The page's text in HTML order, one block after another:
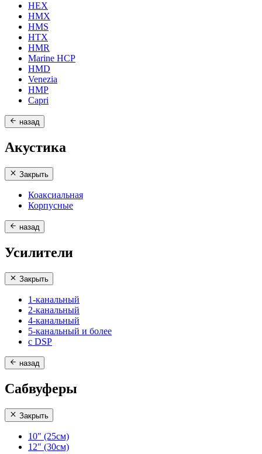
HEX
HMX
HMS
HTX
HMR
Marine HCP
HMD
Venezia
HMP
Capri
назад
Акустика
Закрыть
Коаксиальная
Корпусные
назад
Усилители
Закрыть
1-канальный
2-канальный
4-канальный
5-канальный и более
с DSP
назад
Сабвуферы
Закрыть
10" (25см)
12" (30см)